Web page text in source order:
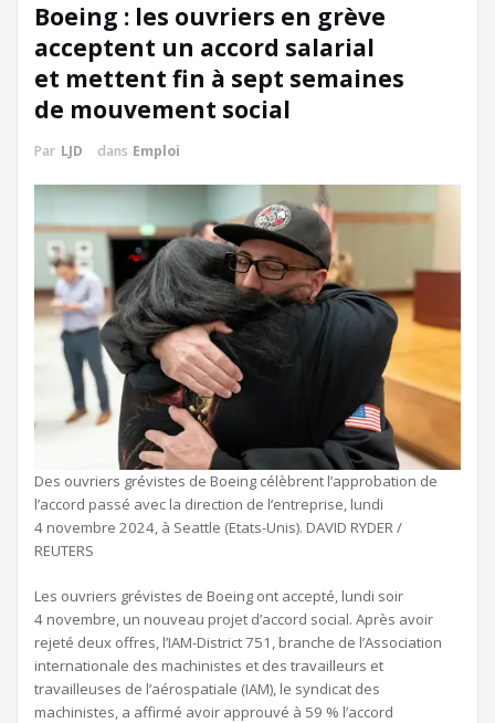
Boeing : les ouvriers en grève
acceptent un accord salarial
et mettent fin à sept semaines
de mouvement social
Par LJD dans Emploi
Des ouvriers grévistes de Boeing célèbrent l’approbation de
l’accord passé avec la direction de l’entreprise, lundi
4 novembre 2024, à Seattle (Etats-Unis). DAVID RYDER /
REUTERS
Les ouvriers grévistes de Boeing ont accepté, lundi soir
4 novembre, un nouveau projet d’accord social. Après avoir
rejeté deux offres, l’IAM-District 751, branche de l’Association
internationale des machinistes et des travailleurs et
travailleuses de l’aérospatiale (IAM), le syndicat des
machinistes, a affirmé avoir approuvé à 59 % l’accord